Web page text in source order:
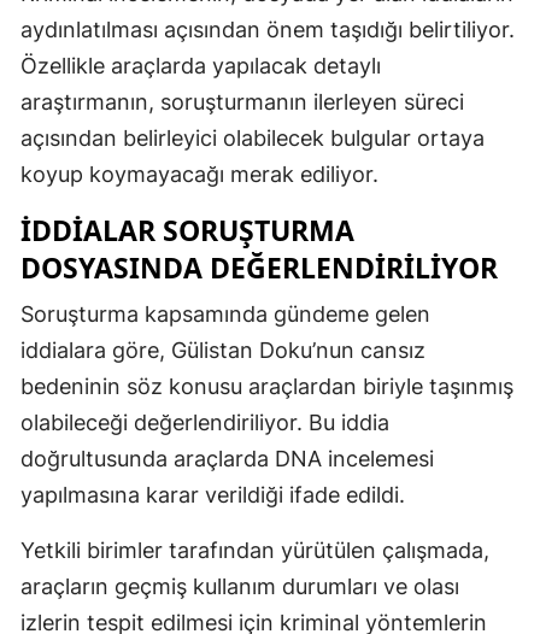
aydınlatılması açısından önem taşıdığı belirtiliyor.
Özellikle araçlarda yapılacak detaylı
araştırmanın, soruşturmanın ilerleyen süreci
açısından belirleyici olabilecek bulgular ortaya
koyup koymayacağı merak ediliyor.
İDDIALAR SORUŞTURMA
DOSYASINDA DEĞERLENDIRILIYOR
Soruşturma kapsamında gündeme gelen
iddialara göre, Gülistan Doku’nun cansız
bedeninin söz konusu araçlardan biriyle taşınmış
olabileceği değerlendiriliyor. Bu iddia
doğrultusunda araçlarda DNA incelemesi
yapılmasına karar verildiği ifade edildi.
Yetkili birimler tarafından yürütülen çalışmada,
araçların geçmiş kullanım durumları ve olası
izlerin tespit edilmesi için kriminal yöntemlerin